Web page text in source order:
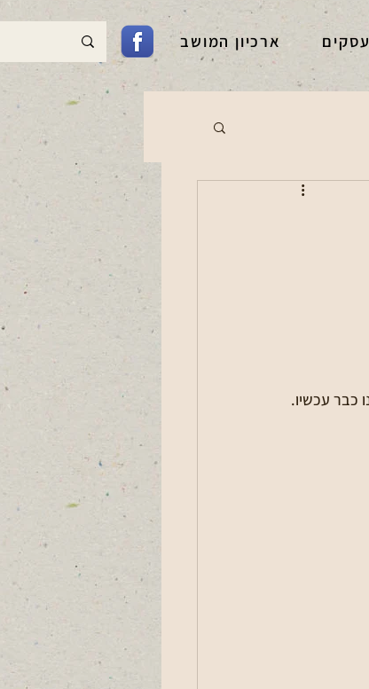
ארכיון המושב
כבר עכשיו.